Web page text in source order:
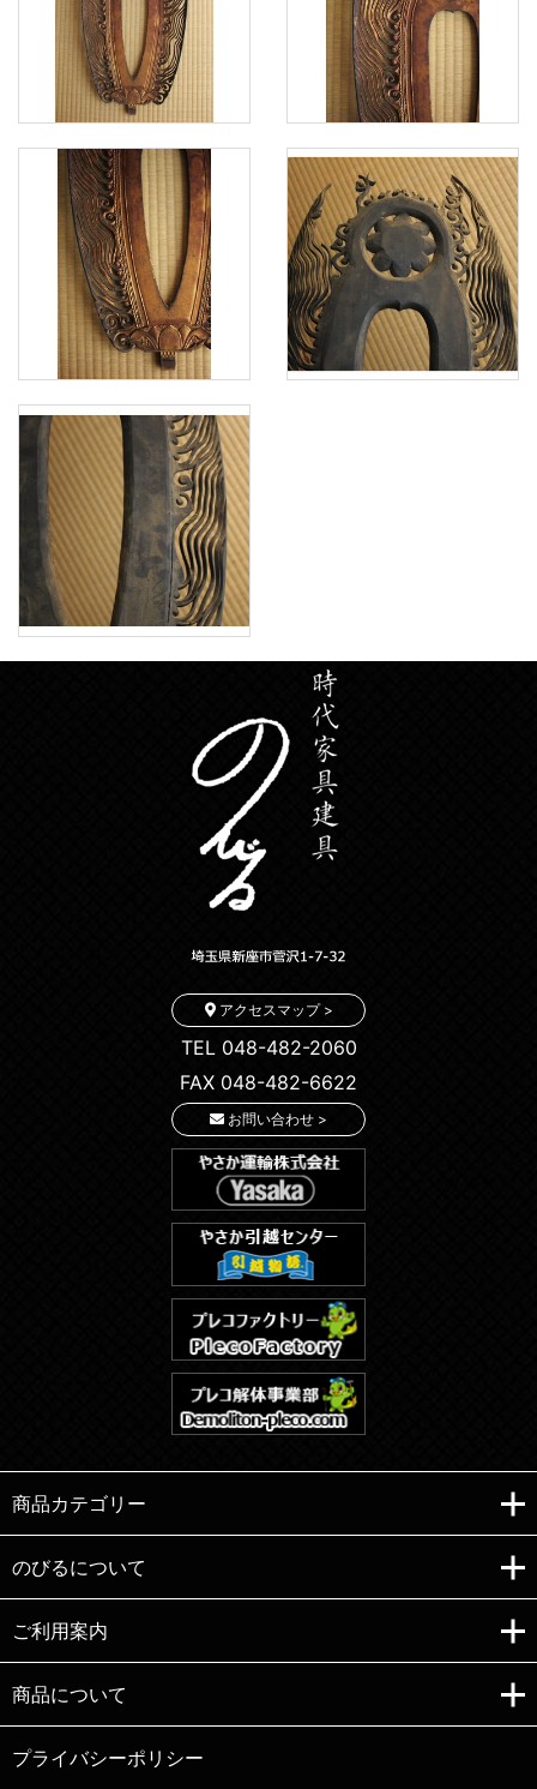
アクセスマップ >
TEL 048-482-2060
FAX 048-482-6622
お問い合わせ >
商品カテゴリー
のびるについて
ご利用案内
商品について
プライバシーポリシー
Copyright (C)e-nobiru All right reserved.